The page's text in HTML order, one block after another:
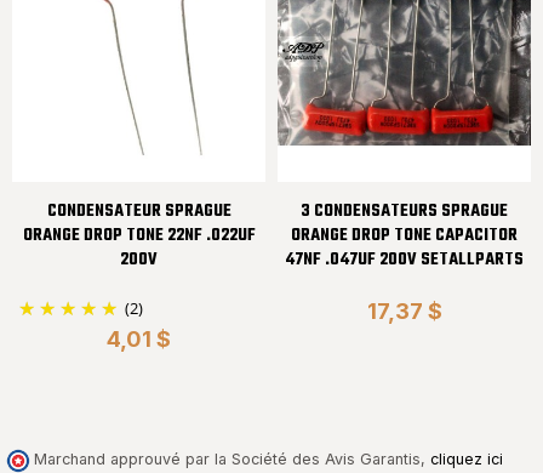
CONDENSATEUR SPRAGUE
ORANGE DROP TONE 22NF .022UF
200V
(2)
4,01 $
3 CONDENSATEURS SPRAGUE
ORANGE DROP TONE CAPACITOR
47NF .047UF 200V SETALLPARTS
17,37 $
Marchand approuvé par la Société des Avis Garantis, cliquez ici